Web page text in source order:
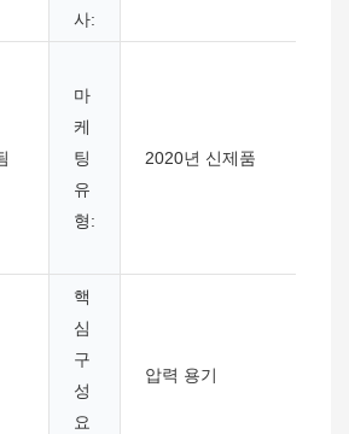
사:
마
케
팅
유
형:
2020년 신제품
핵
심
구
성
요
압력 용기